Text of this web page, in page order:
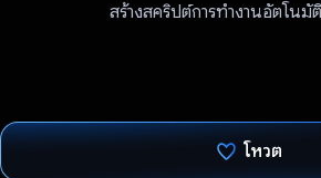
สร้างสคริปต์การทำงานอัตโนมั
โหวต